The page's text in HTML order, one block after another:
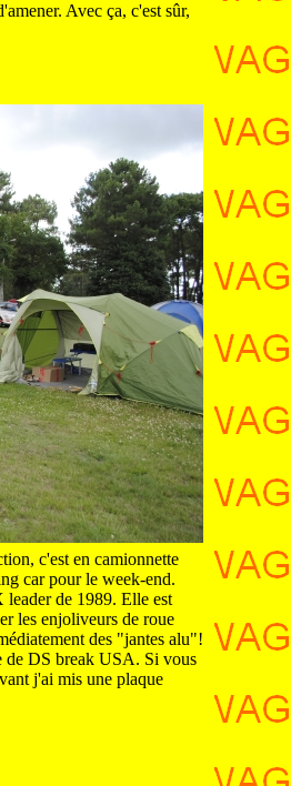
Avec ça, c'est sûr,
c'est en camionnette
car pour le week-end.
leader de 1989. Elle est
les enjoliveurs de roue
des "jantes alu"!
de DS break USA. Si vous
j'ai mis une plaque